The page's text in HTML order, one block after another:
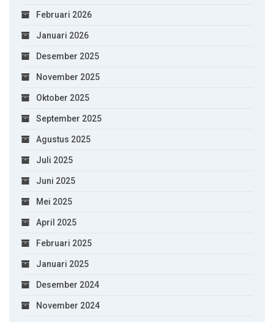
Februari 2026
Januari 2026
Desember 2025
November 2025
Oktober 2025
September 2025
Agustus 2025
Juli 2025
Juni 2025
Mei 2025
April 2025
Februari 2025
Januari 2025
Desember 2024
November 2024